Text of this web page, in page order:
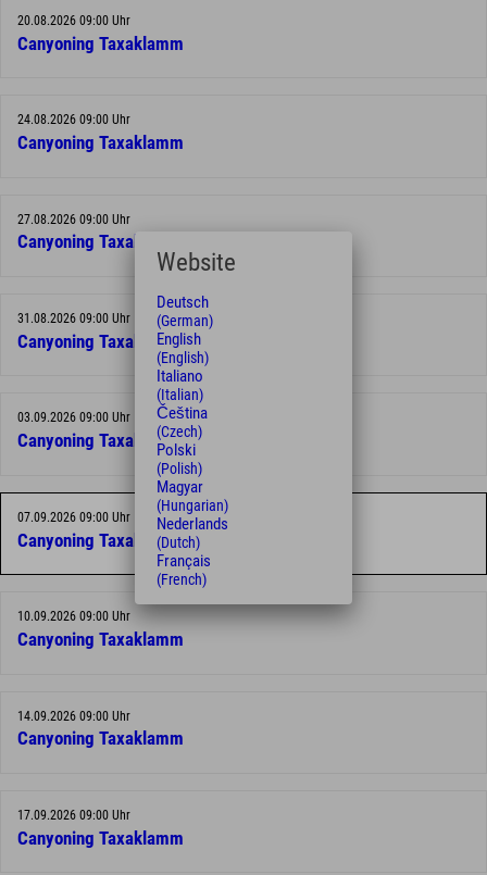
20.08.2026 09:00 Uhr
Canyoning Taxaklamm
24.08.2026 09:00 Uhr
Canyoning Taxaklamm
27.08.2026 09:00 Uhr
Canyoning Taxaklamm
31.08.2026 09:00 Uhr
Canyoning Taxaklamm
03.09.2026 09:00 Uhr
Canyoning Taxaklamm
07.09.2026 09:00 Uhr
Canyoning Taxaklamm
10.09.2026 09:00 Uhr
Canyoning Taxaklamm
14.09.2026 09:00 Uhr
Canyoning Taxaklamm
17.09.2026 09:00 Uhr
Canyoning Taxaklamm
Website
Deutsch
(German)
English
(English)
Italiano
(Italian)
Čeština
(Czech)
Polski
(Polish)
Magyar
(Hungarian)
Nederlands
(Dutch)
Français
(French)